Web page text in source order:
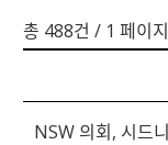
총 488건 / 1 페이지